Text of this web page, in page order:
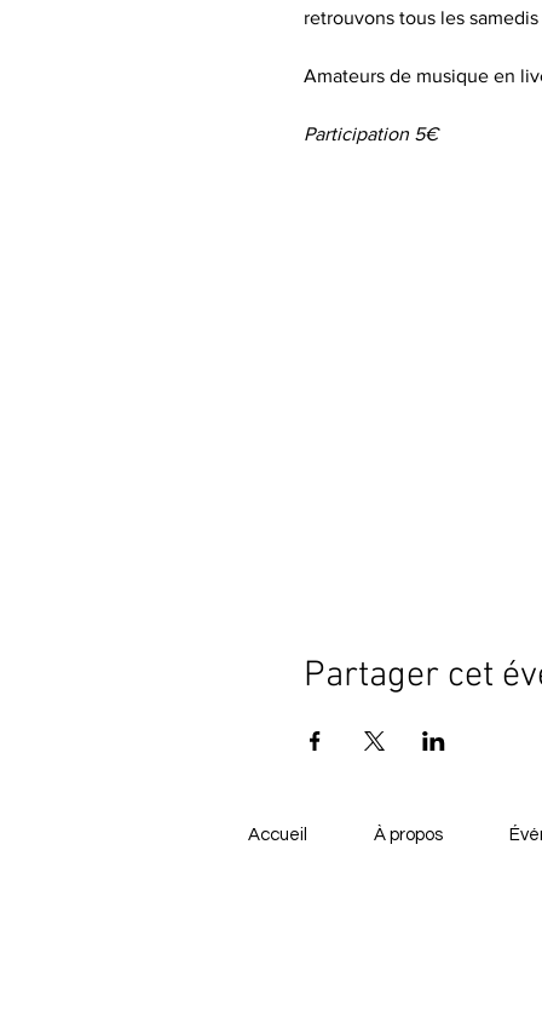
retrouvons tous les
Amateurs de musique en
Participation 5€
Partager cet
Accueil À propos